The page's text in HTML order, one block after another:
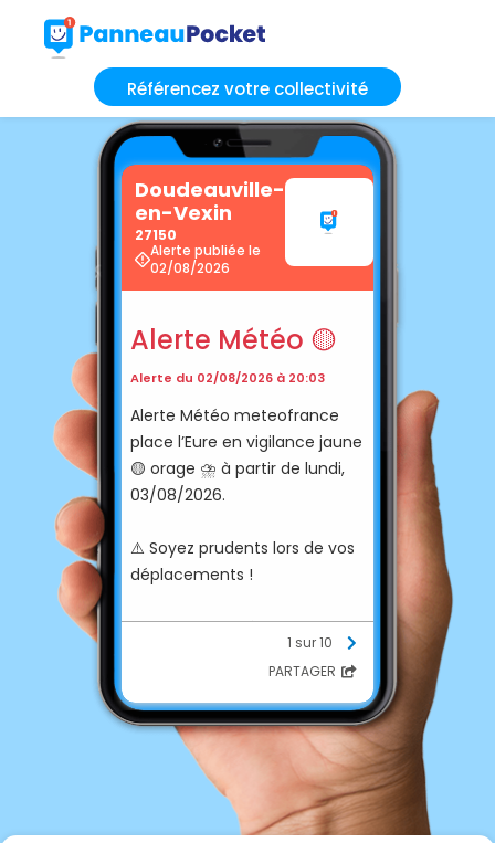
Référencez votre collectivité
Doudeauville-
en-Vexin
27150
Alerte publiée le
02/08/2026
Alerte Météo 🟡
Alerte du 02/08/2026 à 20:03
Alerte Météo meteofrance
place l’Eure en vigilance jaune
🟡 orage ⛈️ à partir de lundi,
03/08/2026.
⚠️ Soyez prudents lors de vos
déplacements !
ℹ️ Restez informés sur :
vigilance.meteofrance.fr/fr/e
Département de l'Eure |
Sdis27, vos sapeurs-pompiers
de l'Eure | Gendarmerie de
l'Eure | Police nationale de
1 sur 10
PARTAGER